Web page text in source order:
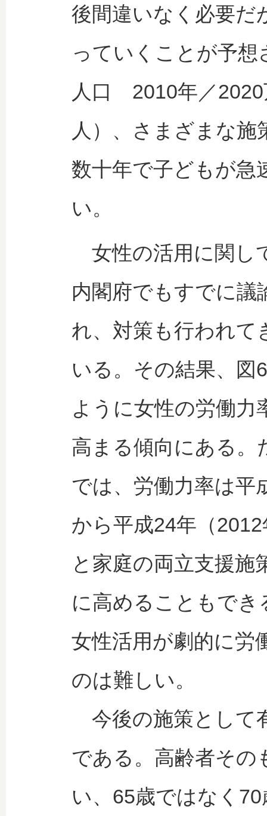
後間違いなく必要だ
っていくことが予
人口 2010年／
人）、さまざまな
数十年で子どもが急
い。
女性の活用に関し
内閣府でもすでに議
れ、対策も行われて
いる。その結果、図
ように女性の労働力
高まる傾向にある。
では、労働力率は平
から平成24年（
と家庭の両立支援
に高めることもで
女性活用が劇的に労
のは難しい。
今後の施策として
である。高齢者その
い、65歳ではなく